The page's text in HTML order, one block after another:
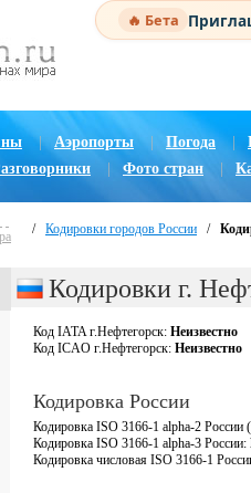
🔥 Бета
| Аэропорты Погода |
Фото стран
/ Кодировки городов России /
Кодировки г.
Код IATA г.Нефтегорск: Неизвестно
Код ICAO г.Нефтегорск: Неизвестно
Кодировка России
Кодировка ISO 3166-1 alpha-2 России
Кодировка ISO 3166-1 alpha-3 России:
Кодировка числовая ISO 3166-1